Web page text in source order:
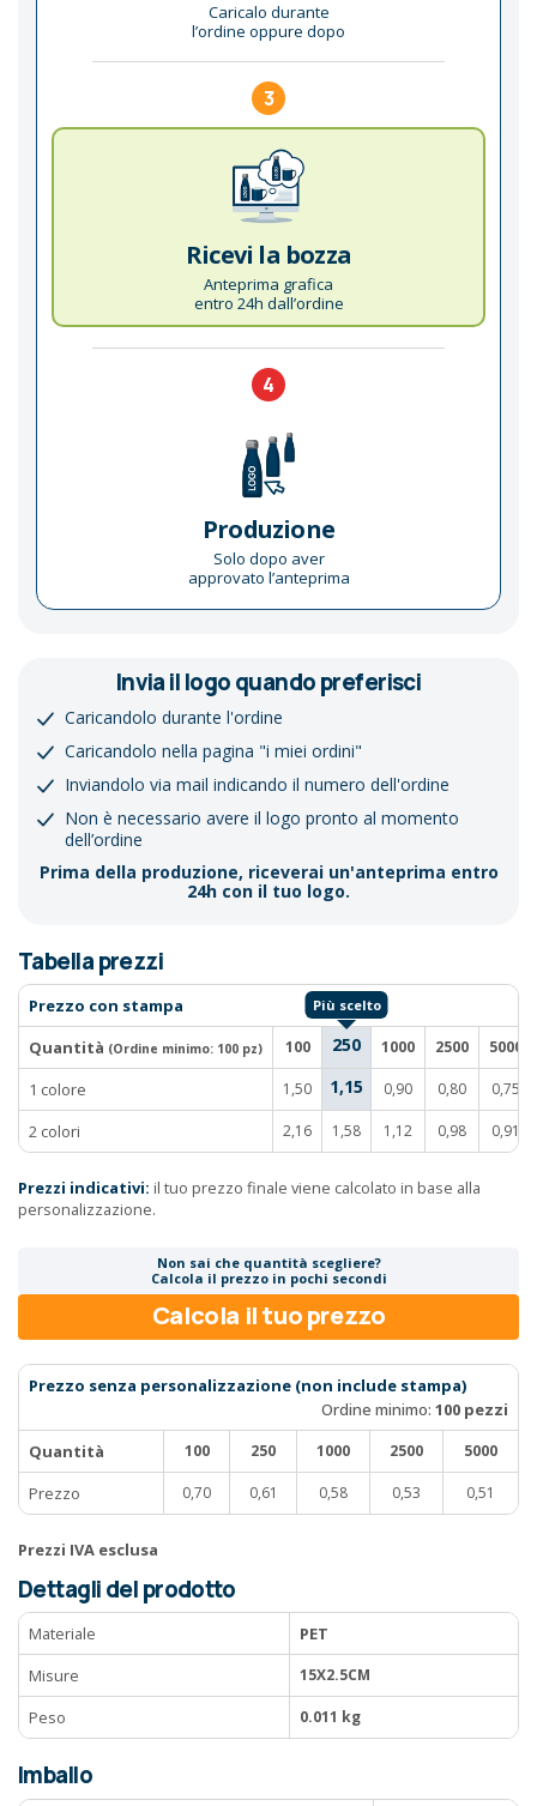
Caricalo durante
l’ordine oppure dopo
3
Ricevi la bozza
Anteprima grafica
entro 24h dall’ordine
4
Produzione
Solo dopo aver
approvato l’anteprima
Invia il logo quando preferisci
Caricandolo durante l'ordine
Caricandolo nella pagina "i miei ordini"
Inviandolo via mail indicando il numero dell'ordine
Non è necessario avere il logo pronto al momento
dell’ordine
Prima della produzione, riceverai un'anteprima entro
24h con il tuo logo.
Tabella prezzi
Prezzo con stampa
Quantità (Ordine minimo: 100 pz) 100 250 1000 2500 5000
1 colore 1,50 1,15 0,90 0,80 0,75
2 colori 2,16 1,58 1,12 0,98 0,91
Prezzi indicativi: il tuo prezzo finale viene calcolato in base alla
personalizzazione.
Non sai che quantità scegliere?
Calcola il prezzo in pochi secondi
Calcola il tuo prezzo
Prezzo senza personalizzazione (non include stampa)
Ordine minimo: 100 pezzi
Quantità
100 250 1000 2500 5000
Prezzo 0,70 0,61 0,58 0,53 0,51
Prezzi IVA esclusa
Dettagli del prodotto
Materiale
PET
Misure
15X2.5CM
Peso 0.011 kg
Imballo